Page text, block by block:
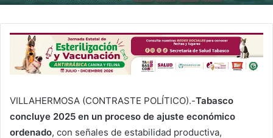
VILLAHERMOSA (CONTRASTE POLÍTICO).-Tabasco
concluye 2025 en un proceso de ajuste económico
ordenado, con señales de estabilidad productiva,